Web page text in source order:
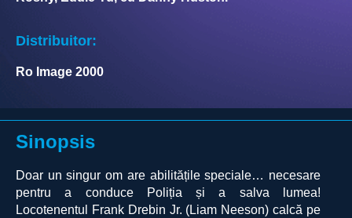
Distribuitor:
Ro Image 2000
Sinopsis
Doar un singur om are abilitățile speciale… necesare
pentru a conduce Poliția și a salva lumea!
Locotenentul Frank Drebin Jr. (Liam Neeson) calcă pe